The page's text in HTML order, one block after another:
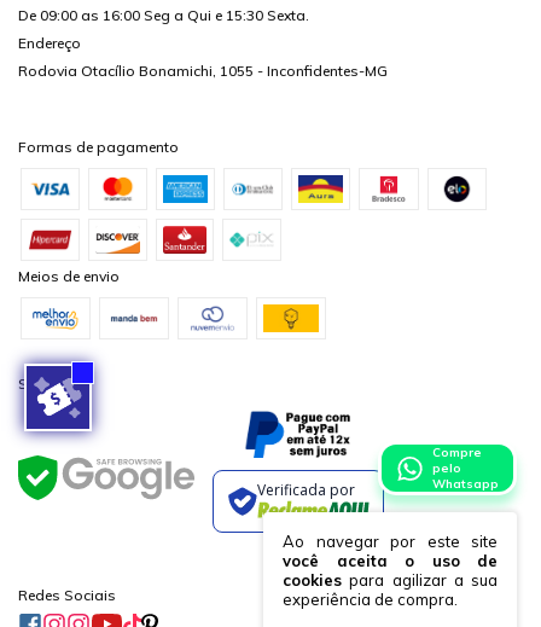
Ao navegar por este site
você aceita o uso de
cookies para agilizar a sua
experiência de compra.
Compre
pelo
Whatsapp
De 09:00 as 16:00 Seg a Qui e 15:30 Sexta.
Endereço
Rodovia Otacílio Bonamichi, 1055 - Inconfidentes-MG
Formas de pagamento
Meios de envio
Segurança
Verificada por
Redes Sociais